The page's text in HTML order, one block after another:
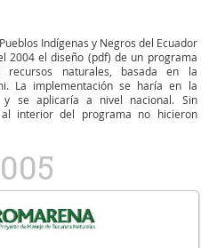
Indígenas y Negros del Ecuador
2004 el diseño (pdf) de un programa
naturales, basada en la
La implementación se haría en la
y se aplicaría a nivel nacional. Sin
interior del programa no hicieron